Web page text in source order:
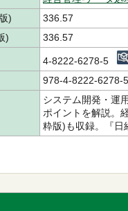
)
336.57
)
336.57
4-8222-6278-5
978-4-8222-6278-5
システム開発・運
ポイントを解説。
粋版)も収録。『日